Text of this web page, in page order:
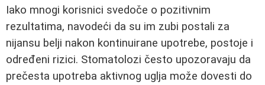
Iako mnogi korisnici svedoče o pozitivnim
rezultatima, navodeći da su im zubi postali za
nijansu belji nakon kontinuirane upotrebe, postoje i
određeni rizici. Stomatolozi često upozoravaju da
prečesta upotreba aktivnog uglja može dovesti do